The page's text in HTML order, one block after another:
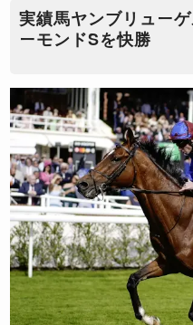
実績馬ヤンブリュー
ーモンドSを快勝